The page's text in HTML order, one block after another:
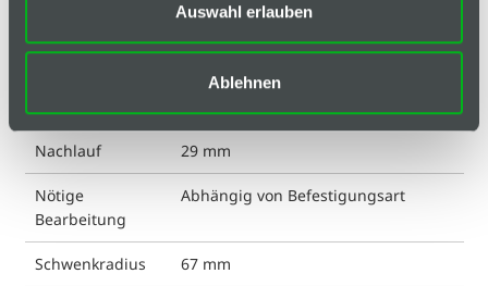
Auswahl erlauben
Ablehnen
chemisch beständig
Gewicht 260 g
Nachlauf 29 mm
Nötige
Bearbeitung
Abhängig von Befestigungsart
Schwenkradius 67 mm